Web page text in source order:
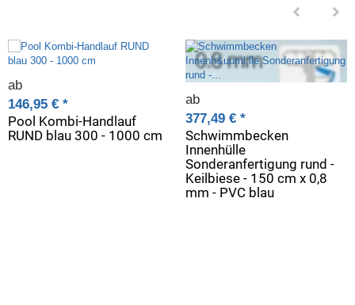
Pool Kombi-Handlauf
RUND blau 300 - 1000 cm
ab
146,95 € *
Schwimmbecken
Innenhülle
Sonderanfertigung rund -
Keilbiese - 150 cm x 0,8
mm - PVC blau
ab
377,49 € *